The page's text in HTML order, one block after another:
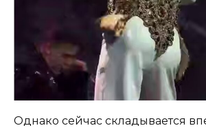
Однако сейчас складывается